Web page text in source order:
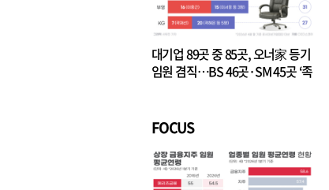
대기업 89곳 중 85곳, 오너家 등기
임원 겸직…BS 46곳·SM 45곳 ‘족
FOCUS